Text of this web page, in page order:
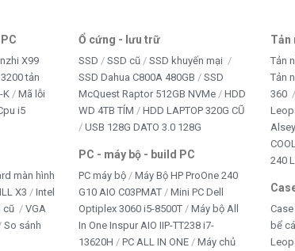
TRẺ EM
X99
tản
K
Mã lỗi
i5
màn hình
X3
Intel
cũ
VGA
So sánh
Ổ cứng - lưu trữ
SSD SSD cũ
SSD khuyến mại
SSD Dahua C800A 480GB
SSD
McQuest Raptor 512GB NVMe
HDD
WD 4TB TÍM
HDD LAPTOP 320G CŨ
USB 128G DATO 3.0 128G
PC - máy bộ - build PC
PC máy bộ
Máy Bộ HP ProOne 240
G10 AIO C03PMAT
Mini PC Dell
Optiplex 3060 i5-8500T
Máy bộ All
In One Inspur AIO IIP-TT238 i7-
13620H
PC ALL IN ONE
Máy chủ
Tản
Tản
Tản
360
240
bể cá